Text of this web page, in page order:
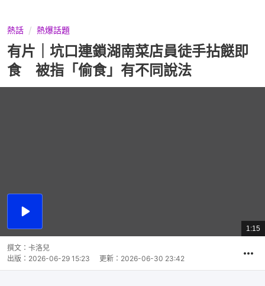
熱話 熱爆話題
有片｜坑口連鎖湖南菜店員徒手拈餸即
食 被指「偷食」有不同說法
播
總
共
1:15
撰文： 卡洛兒
出版： 2026-06-29 15:23 更新： 2026-06-30 23:42